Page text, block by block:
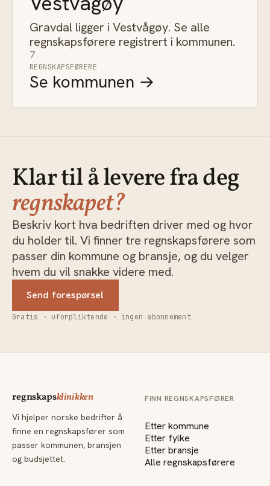
Gravdal ligger i Vestvågøy. Se alle
regnskapsførere registrert i kommunen.
7
REGNSKAPSFØRERE
Se kommunen →
Klar til å levere fra deg
regnskapet?
Beskriv kort hva bedriften driver med og hvor
du holder til. Vi finner tre regnskapsførere som
passer din kommune og bransje, og du velger
hvem du vil snakke videre med.
Send forespørsel
Gratis · uforpliktende · ingen abonnement
regnskapsklinikken
Vi hjelper norske bedrifter å
finne en regnskapsfører som
passer kommunen, bransjen
og budsjettet.
FINN REGNSKAPSFØRER
Etter kommune
Etter fylke
Etter bransje
Alle regnskapsførere